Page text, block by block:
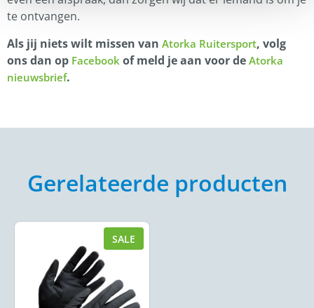
te ontvangen.
Als jij niets wilt missen van Atorka Ruitersport, volg
ons dan op Facebook of meld je aan voor de Atorka
nieuwsbrief.
Gerelateerde producten
SALE